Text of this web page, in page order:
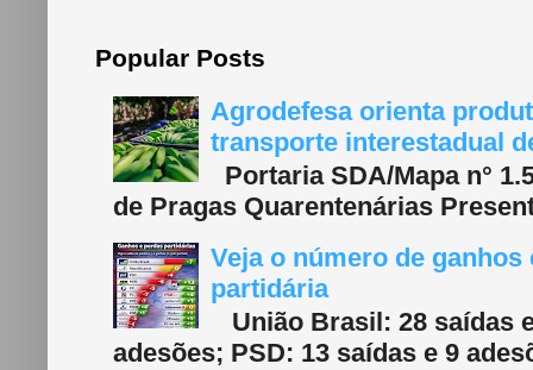
Popular Posts
Agrodefesa orienta
transporte interestadual
Portaria SDA/Mapa n°
de Pragas Quarentenárias
Veja o número de
partidária
União Brasil: 28 saídas
adesões; PSD: 13 saídas e 9